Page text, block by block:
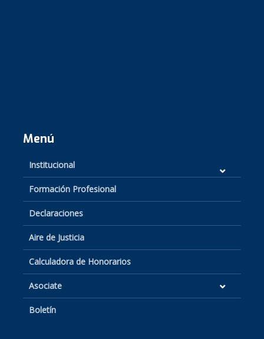
Menú
Institucional
Formación Profesional
Declaraciones
Aire de Justicia
Calculadora de Honorarios
Asociate
Boletín